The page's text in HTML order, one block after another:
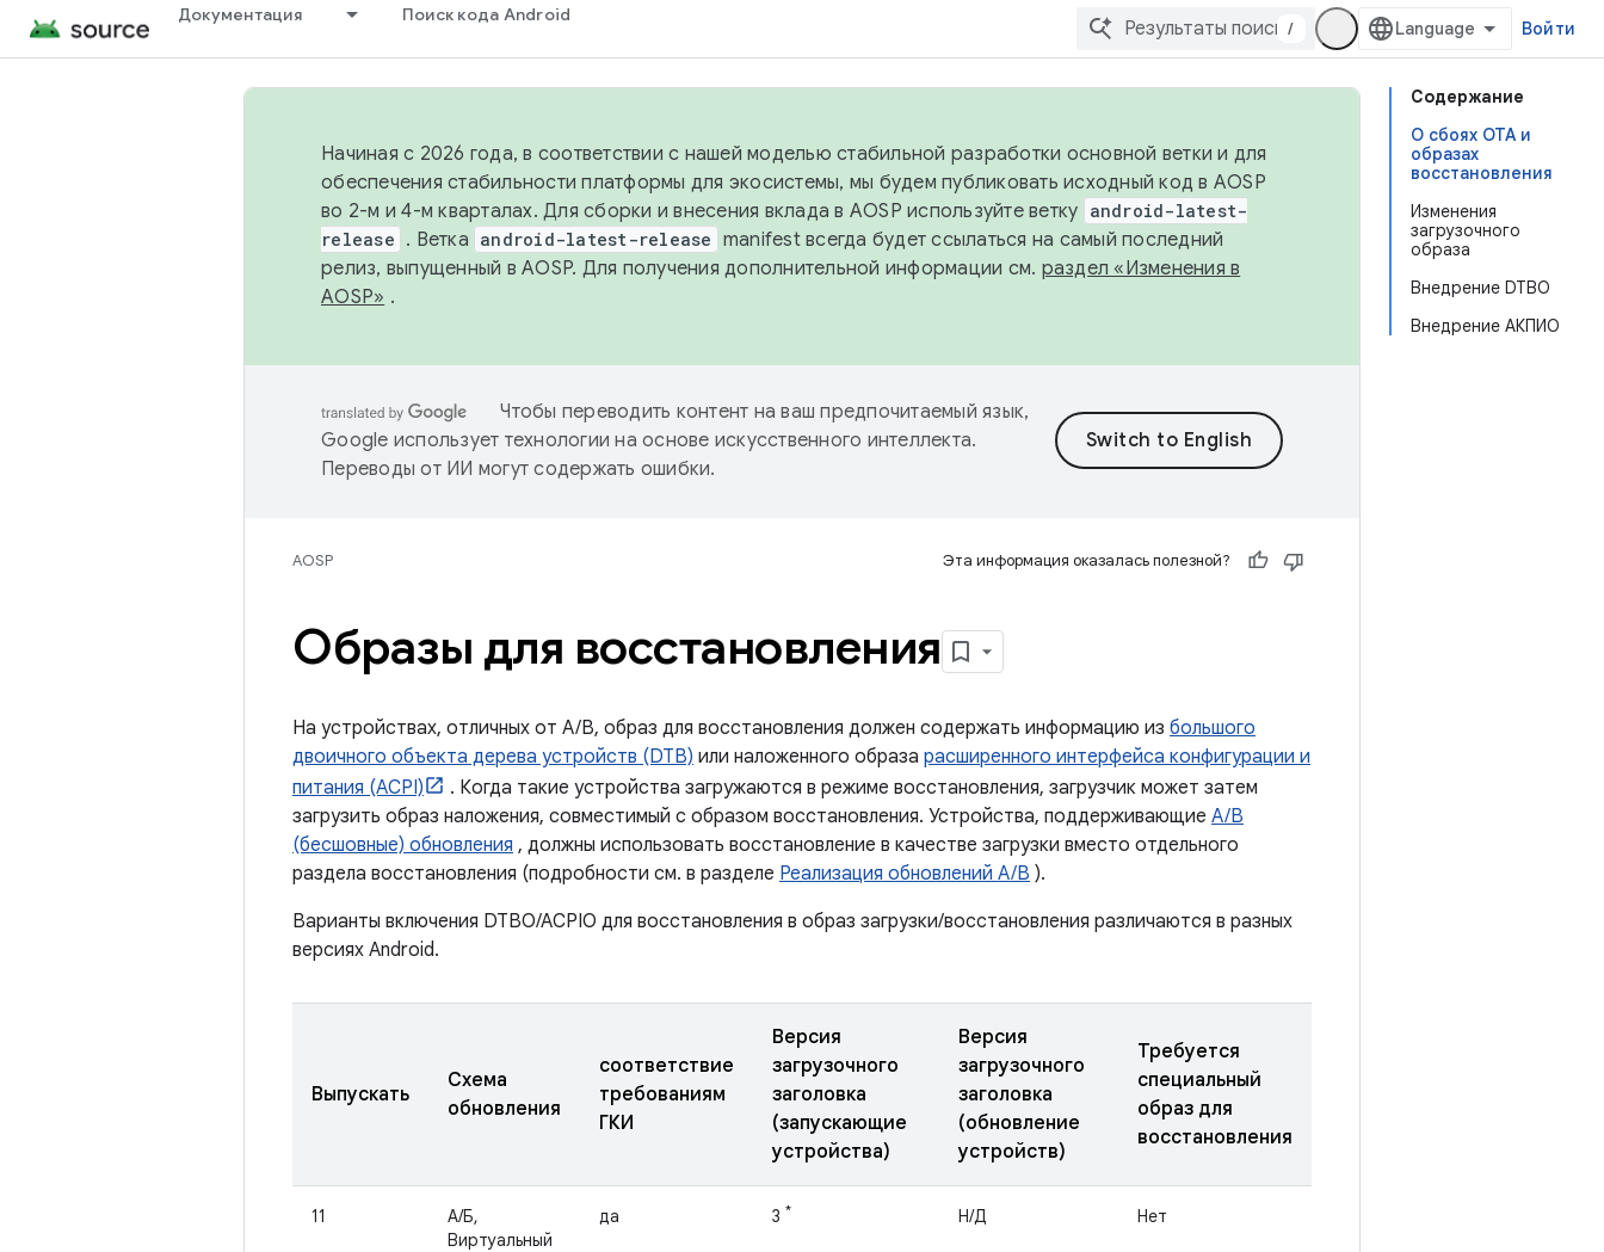
Документация Поиск кода Android
/ Войти
Содержание
О сбоях OTA и
образах
восстановления
Изменения
загрузочного
образа
Внедрение DTBO
Внедрение АКПИО
Начиная с 2026 года, в соответствии с нашей моделью стабильной разработки основной ветки и для
обеспечения стабильности платформы для экосистемы, мы будем публиковать исходный код в AOSP
во 2-м и 4-м кварталах. Для сборки и внесения вклада в AOSP используйте ветку android-latest-
release . Ветка android-latest-release manifest всегда будет ссылаться на самый последний
релиз, выпущенный в AOSP. Для получения дополнительной информации см. раздел «Изменения в
AOSP» .
Чтобы переводить контент на ваш предпочитаемый язык,
Google использует технологии на основе искусственного интеллекта.
Переводы от ИИ могут содержать ошибки.
AOSP Эта информация оказалась полезной?
Образы для восстановления
На устройствах, отличных от A/B, образ для восстановления должен содержать информацию из большого
двоичного объекта дерева устройств (DTB) или наложенного образа расширенного интерфейса конфигурации и
питания (ACPI)
. Когда такие устройства загружаются в режиме восстановления, загрузчик может затем
загрузить образ наложения, совместимый с образом восстановления. Устройства, поддерживающие A/B
(бесшовные) обновления , должны использовать восстановление в качестве загрузки вместо отдельного
раздела восстановления (подробности см. в разделе Реализация обновлений A/B ).
Варианты включения DTBO/ACPIO для восстановления в образ загрузки/восстановления различаются в разных
версиях Android.
Выпускать
Схема
обновления
соответствие
требованиям
ГКИ
Версия
загрузочного
заголовка
(запускающие
устройства)
Версия
загрузочного
заголовка
(обновление
устройств)
Требуется
специальный
образ для
восстановления
11
А/Б,
Виртуальный
да 3 * Н/Д Нет